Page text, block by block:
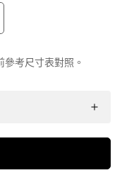
考尺寸表對照。